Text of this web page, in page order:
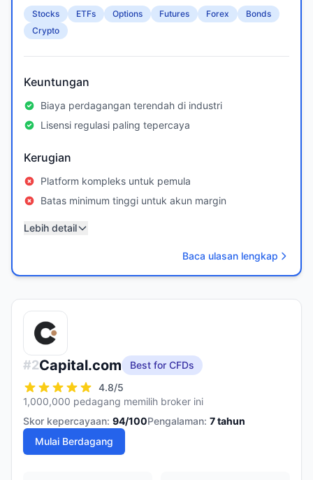
Stocks ETFs Options Futures Forex
Bonds
Crypto
Keuntungan
Biaya perdagangan terendah di industri
Lisensi regulasi paling tepercaya
Kerugian
Platform kompleks untuk pemula
Batas minimum tinggi untuk akun margin
Lebih detail
Baca ulasan lengkap
#2Capital.com
Best for CFDs
4.8/5
1,000,000 pedagang memilih broker ini
Skor kepercayaan: 94/100Pengalaman: 7tahun
Mulai Berdagang